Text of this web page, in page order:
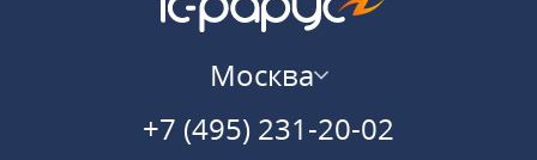
Москва
+7 (495) 231-20-02